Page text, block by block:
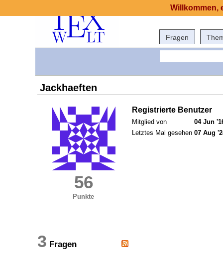
Fragen
Jackhaeften
56
Punkte
Registrierte Benutzer
Mitglied von
04 Jun
Letztes Mal gesehen 07 Aug
3 Fragen
Willkommen,